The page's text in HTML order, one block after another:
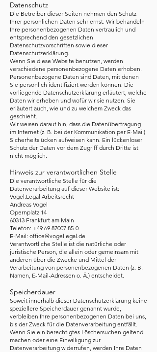
Datenschutz
Die Betreiber dieser Seiten nehmen den Schutz
Ihrer persönlichen Daten sehr ernst. Wir behandeln
Ihre personenbezogenen Daten vertraulich und
entsprechend den gesetzlichen
Datenschutzvorschriften sowie dieser
Datenschutzerklärung.
Wenn Sie diese Website benutzen, werden
verschiedene personenbezogene Daten erhoben.
Personenbezogene Daten sind Daten, mit denen
Sie persönlich identifiziert werden können. Die
vorliegende Datenschutzerklärung erläutert, welche
Daten wir erheben und wofür wir sie nutzen. Sie
erläutert auch, wie und zu welchem Zweck das
geschieht.
Wir weisen darauf hin, dass die Datenübertragung
im Internet (z. B. bei der Kommunikation per E-Mail)
Sicherheitslücken aufweisen kann. Ein lückenloser
Schutz der Daten vor dem Zugriff durch Dritte ist
nicht möglich.
Hinweis zur verantwortlichen Stelle
Die verantwortliche Stelle für die
Datenverarbeitung auf dieser Website ist:
Vogel.Legal Arbeitsrecht
Andreas Vogel
Opernplatz 14
60313 Frankfurt am Main
Telefon: +49 69 87007 85-0
E-Mail: office@vogellegal.de
Verantwortliche Stelle ist die natürliche oder
juristische Person, die allein oder gemeinsam mit
anderen über die Zwecke und Mittel der
Verarbeitung von personenbezogenen Daten (z. B.
Namen, E-Mail-Adressen o. Ä.) entscheidet.
Speicherdauer
Soweit innerhalb dieser Datenschutzerklärung keine
speziellere Speicherdauer genannt wurde,
verbleiben Ihre personenbezogenen Daten bei uns,
bis der Zweck für die Datenverarbeitung entfällt.
Wenn Sie ein berechtigtes Löschersuchen geltend
machen oder eine Einwilligung zur
Datenverarbeitung widerrufen, werden Ihre Daten